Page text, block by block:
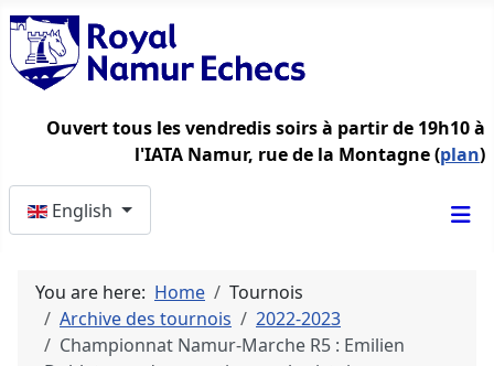
Ouvert tous les vendredis soirs à partir de 19h10 à
l'IATA Namur, rue de la Montagne (plan)
English
You are here: Home
Tournois
Archive des tournois
2022-2023
Championnat Namur-Marche R5 : Emilien